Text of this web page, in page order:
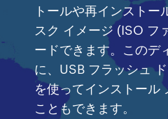
トールや再インストー
スク イメージ (ISO フ
ードできます。このデ
に、USB フラッシュ
を使ってインストール
こともできます。